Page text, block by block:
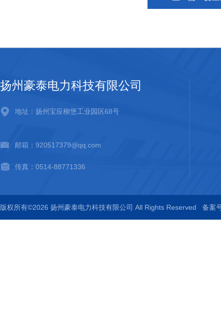
扬州豪泰电力科技有限公司
地址：扬州宝应柳堡工业园区68号
邮箱：920517379@qq.com
传真：0514-88771336
版权所有©2026 扬州豪泰电力科技有限公司 All Rights Reserved 备案